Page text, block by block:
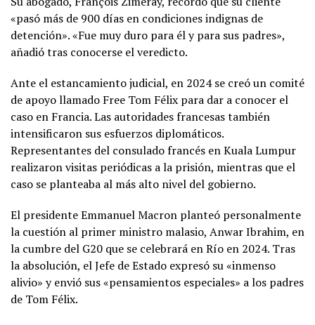
«pasó más de 900 días en condiciones indignas de
detención». «Fue muy duro para él y para sus padres»,
añadió tras conocerse el veredicto.
Ante el estancamiento judicial, en 2024 se creó un comité
de apoyo llamado Free Tom Félix para dar a conocer el
caso en Francia. Las autoridades francesas también
intensificaron sus esfuerzos diplomáticos.
Representantes del consulado francés en Kuala Lumpur
realizaron visitas periódicas a la prisión, mientras que el
caso se planteaba al más alto nivel del gobierno.
El presidente Emmanuel Macron planteó personalmente
la cuestión al primer ministro malasio, Anwar Ibrahim, en
la cumbre del G20 que se celebrará en Río en 2024. Tras
la absolución, el Jefe de Estado expresó su «inmenso
alivio» y envió sus «pensamientos especiales» a los padres
de Tom Félix.